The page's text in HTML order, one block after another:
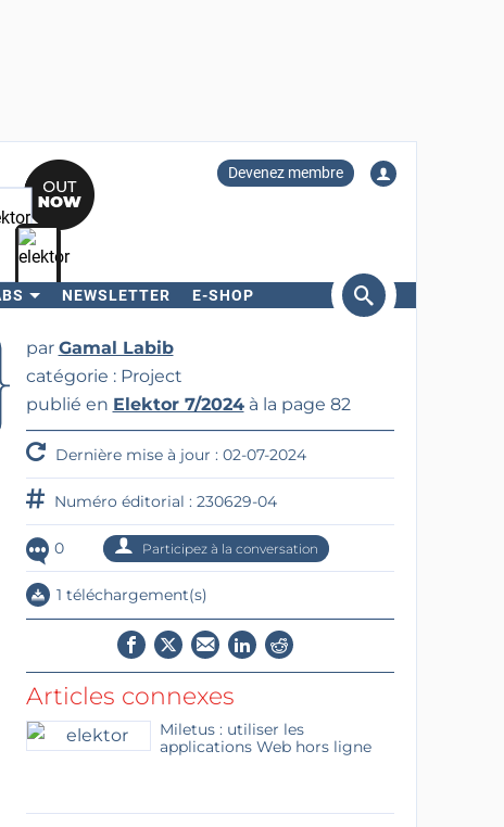
Devenez membre
NEWSLETTER E-SHOP
par Gamal Labib
catégorie : Project
publié en Elektor 7/2024à la page 82
Dernière mise à jour : 02-07-2024
Numéro éditorial : 230629-04
0 Participez à la conversation
1 téléchargement(s)
Articles connexes
Miletus : utiliser les
applications Web hors ligne